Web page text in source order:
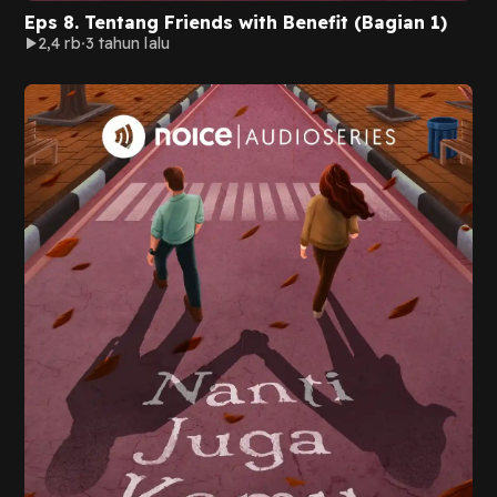
Eps 8. Tentang Friends with Benefit (Bagian 1)
2,4 rb 3 tahun lalu